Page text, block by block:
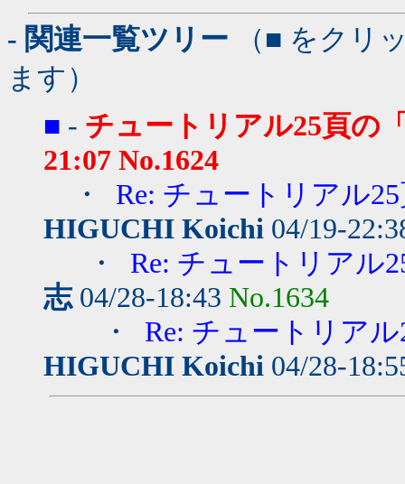
- 関連一覧ツリー （■ をクリ
ます）
■ - チュートリアル25頁の
21:07 No.1624
・ Re: チュートリアル
HIGUCHI Koichi 04/19-
・ Re: チュートリアル
志04/28-18:43 No.1634
・ Re: チュートリア
HIGUCHI Koichi 04/28-